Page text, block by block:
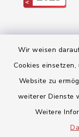
Wir weisen
Cookies
Website zu
weiterer Dienste
Weitere